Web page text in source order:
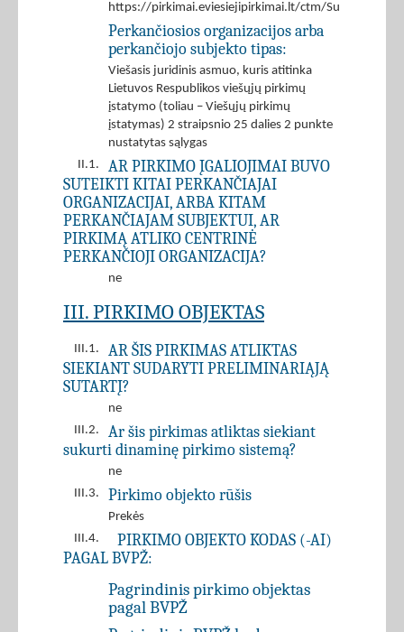
https://pirkimai.eviesiejipirkimai.lt/ctm/Supplier/
Perkančiosios organizacijos arba
perkančiojo subjekto tipas:
Viešasis juridinis asmuo, kuris atitinka
Lietuvos Respublikos viešųjų pirkimų
įstatymo (toliau – Viešųjų pirkimų
įstatymas) 2 straipsnio 25 dalies 2 punkte
nustatytas sąlygas
II.1.
AR PIRKIMO ĮGALIOJIMAI BUVO
SUTEIKTI KITAI PERKANČIAJAI
ORGANIZACIJAI, ARBA KITAM
PERKANČIAJAM SUBJEKTUI, AR
PIRKIMĄ ATLIKO CENTRINĖ
PERKANČIOJI ORGANIZACIJA?
ne
III. PIRKIMO OBJEKTAS
III.1.
AR ŠIS PIRKIMAS ATLIKTAS
SIEKIANT SUDARYTI PRELIMINARIĄJĄ
SUTARTĮ?
ne
III.2.
Ar šis pirkimas atliktas siekiant
sukurti dinaminę pirkimo sistemą?
ne
III.3.
Pirkimo objekto rūšis
Prekės
III.4.
PIRKIMO OBJEKTO KODAS (-AI)
PAGAL BVPŽ:
Pagrindinis pirkimo objektas
pagal BVPŽ